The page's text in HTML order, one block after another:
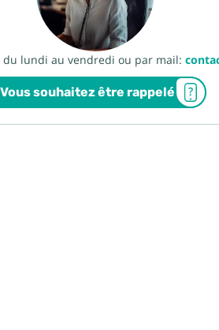
du lundi au vendredi ou par mail:
Vous souhaitez être rappelé